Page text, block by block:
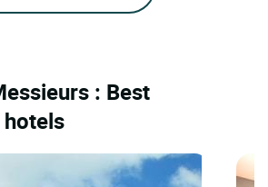
: Best